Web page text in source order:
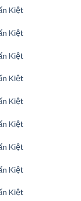
Kiệt
Kiệt
Kiệt
Kiệt
Kiệt
Kiệt
Kiệt
Kiệt
Kiệt